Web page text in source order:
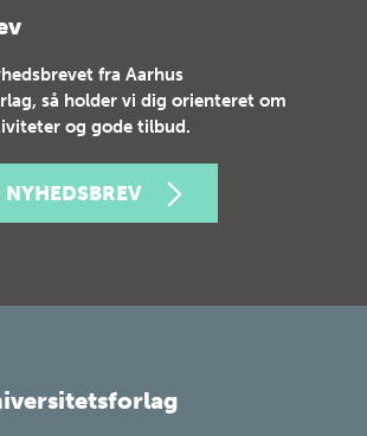
fra Aarhus
så holder vi dig orienteret om
og gode tilbud.